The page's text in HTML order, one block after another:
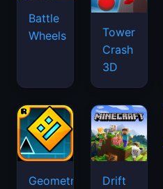
Battle
Wheels
Tower
Crash
3D
Geometry
Drift